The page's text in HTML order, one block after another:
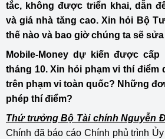
tắc, không được triển khai, dẫn
và giá nhà tăng cao. Xin hỏi Bộ
thế nào và bao giờ chúng ta sẽ
Mobile-Money dự kiến được
tháng 10. Xin hỏi phạm vi thí điểm
trên phạm vi toàn quốc? Những
phép thí điểm?
Thứ trưởng Bộ Tài chính Nguyễn
Chính đã báo cáo Chính phủ trình